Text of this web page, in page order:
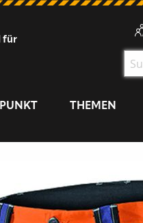
für
THEMEN